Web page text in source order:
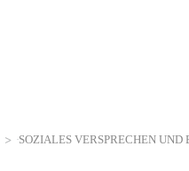
> SOZIALES VERSPRECHEN